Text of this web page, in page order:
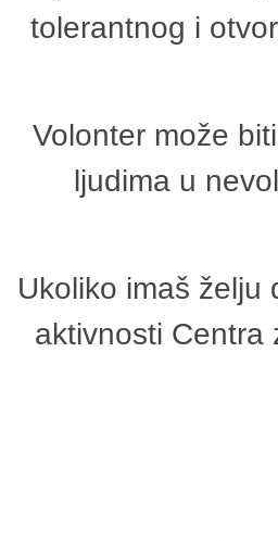
tolerantnog i
Volonter može
ljudima u
Ukoliko imaš želju
aktivnosti Centra